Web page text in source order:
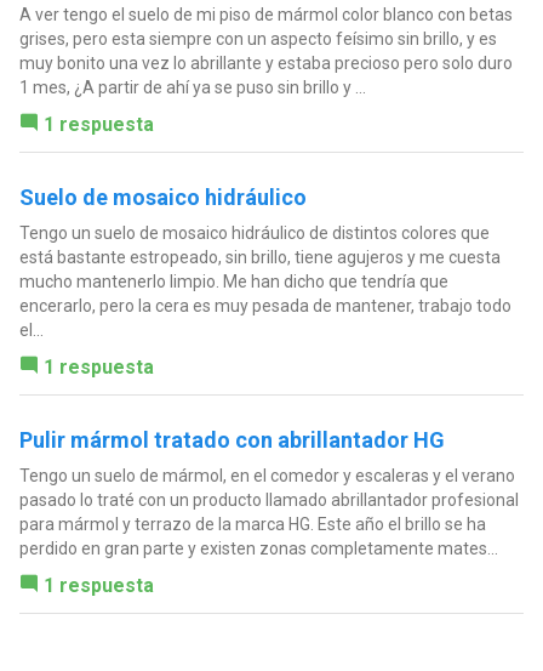
A ver tengo el suelo de mi piso de mármol color blanco con betas
grises, pero esta siempre con un aspecto feísimo sin brillo, y es
muy bonito una vez lo abrillante y estaba precioso pero solo duro
1 mes, ¿A partir de ahí ya se puso sin brillo y ...
1 respuesta
Suelo de mosaico hidráulico
Tengo un suelo de mosaico hidráulico de distintos colores que
está bastante estropeado, sin brillo, tiene agujeros y me cuesta
mucho mantenerlo limpio. Me han dicho que tendría que
encerarlo, pero la cera es muy pesada de mantener, trabajo todo
el...
1 respuesta
Pulir mármol tratado con abrillantador HG
Tengo un suelo de mármol, en el comedor y escaleras y el verano
pasado lo traté con un producto llamado abrillantador profesional
para mármol y terrazo de la marca HG. Este año el brillo se ha
perdido en gran parte y existen zonas completamente mates...
1 respuesta